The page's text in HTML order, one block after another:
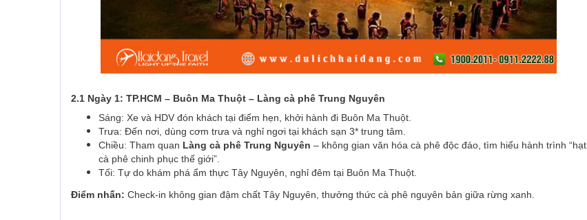
2.1 Ngày 1: TP.HCM – Buôn Ma Thuột – Làng cà phê Trung Nguyên
Sáng: Xe và HDV đón khách tại điểm hẹn, khởi hành đi Buôn Ma Thuột.
Trưa: Đến nơi, dùng cơm trưa và nghỉ ngơi tại khách sạn 3* trung tâm.
Chiều: Tham quan Làng cà phê Trung Nguyên – không gian văn hóa cà phê độc đáo, tìm hiểu hành trình “hạt
cà phê chinh phục thế giới”.
Tối: Tự do khám phá ẩm thực Tây Nguyên, nghỉ đêm tại Buôn Ma Thuột.
Điểm nhấn: Check-in không gian đậm chất Tây Nguyên, thưởng thức cà phê nguyên bản giữa rừng xanh.